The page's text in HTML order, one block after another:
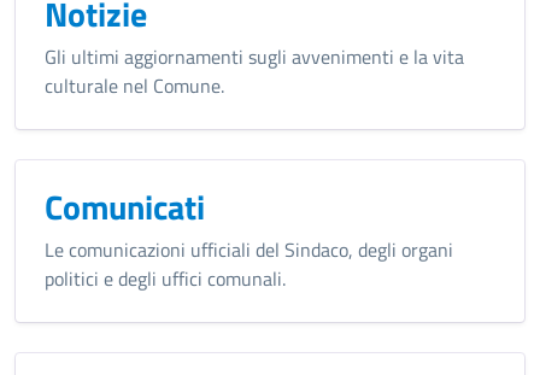
Notizie
Gli ultimi aggiornamenti sugli avvenimenti e la vita
culturale nel Comune.
Comunicati
Le comunicazioni ufficiali del Sindaco, degli organi
politici e degli uffici comunali.